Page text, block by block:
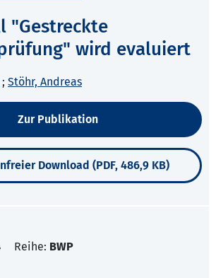
"Gestreckte
wird evaluiert
; Stöhr, Andreas
Zur Publikation
Download (PDF, 486,9 KB)
Reihe: BWP